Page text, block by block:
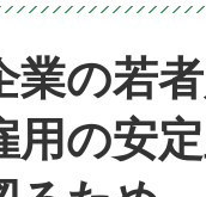
業の若
用の安